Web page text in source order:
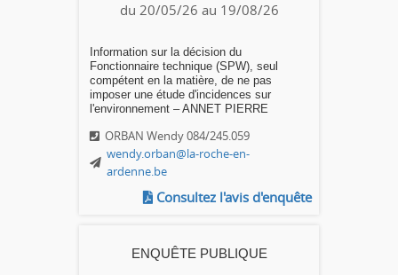
du 20/05/26 au 19/08/26
Information sur la décision du
Fonctionnaire technique (SPW), seul
compétent en la matière, de ne pas
imposer une étude d'incidences sur
l'environnement – ANNET PIERRE
ORBAN Wendy 084/245.059
wendy.orban@la-roche-en-
ardenne.be
Consultez l'avis d'enquête
ENQUÊTE PUBLIQUE